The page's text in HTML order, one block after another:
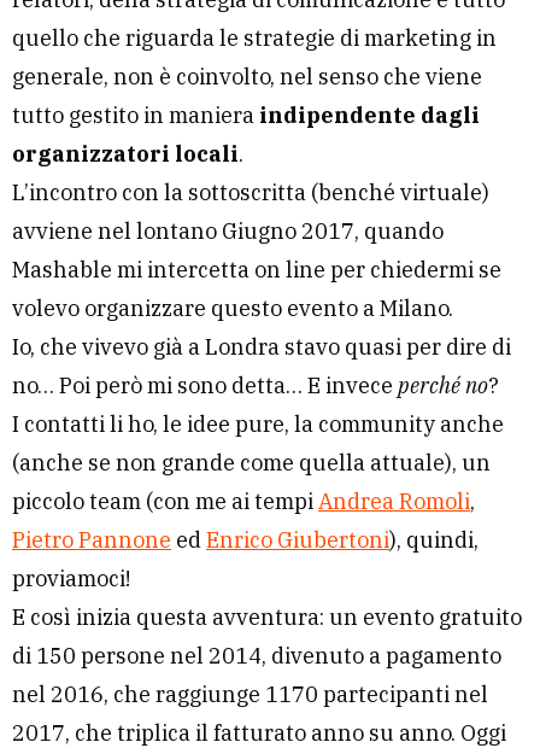
quello che riguarda le strategie di marketing in
generale, non è coinvolto, nel senso che viene
tutto gestito in maniera indipendente dagli
organizzatori locali.
L’incontro con la sottoscritta (benché virtuale)
avviene nel lontano Giugno 2017, quando
Mashable mi intercetta on line per chiedermi se
volevo organizzare questo evento a Milano.
Io, che vivevo già a Londra stavo quasi per dire di
no… Poi però mi sono detta… E invece perché no?
I contatti li ho, le idee pure, la community anche
(anche se non grande come quella attuale), un
piccolo team (con me ai tempiAndrea Romoli,
Pietro Pannone edEnrico Giubertoni), quindi,
proviamoci!
E così inizia questa avventura: un evento gratuito
di 150 persone nel 2014, divenuto a pagamento
nel 2016, che raggiunge 1170 partecipanti nel
2017, che triplica il fatturato anno su anno. Oggi